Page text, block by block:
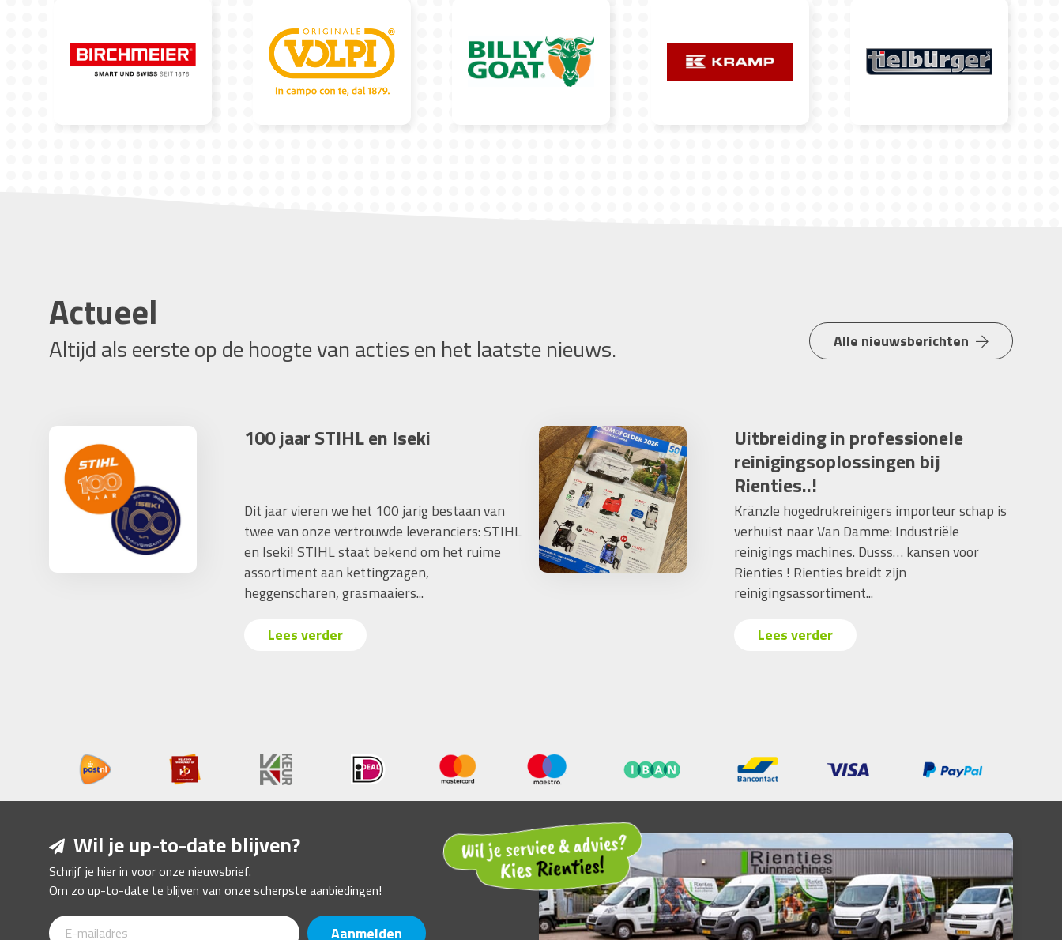
Actueel
Altijd als eerste op de hoogte van acties en het laatste nieuws. Alle nieuwsberichten
100 jaar STIHL en Iseki
Dit jaar vieren we het 100 jarig bestaan van
twee van onze vertrouwde leveranciers: STIHL
en Iseki! STIHL staat bekend om het ruime
assortiment aan kettingzagen,
heggenscharen, grasmaaiers...
Lees verder
Uitbreiding in professionele
reinigingsoplossingen bij
Rienties..!
Kränzle hogedrukreinigers importeur schap is
verhuist naar Van Damme: Industriële
reinigings machines. Dusss… kansen voor
Rienties ! Rienties breidt zijn
reinigingsassortiment...
Lees verder
Wil je up-to-date blijven?
Schrijf je hier in voor onze nieuwsbrief.
Om zo up-to-date te blijven van onze scherpste aanbiedingen!
Aanmelden